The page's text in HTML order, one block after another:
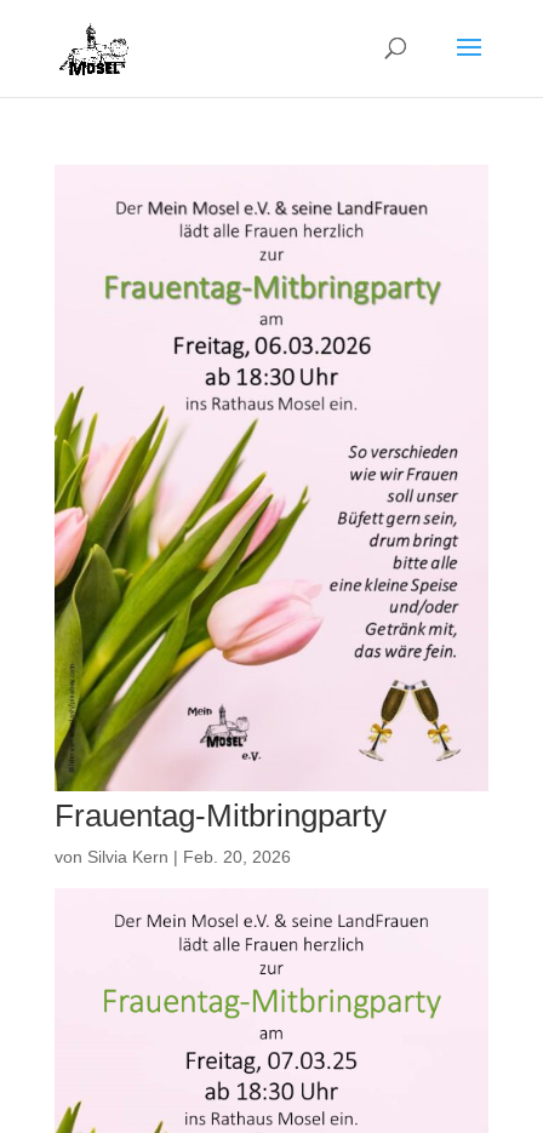
Frauentag-Mitbringparty
von Silvia Kern | Feb. 20, 2026